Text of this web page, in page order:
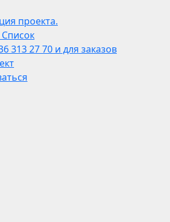
проекта.
313 27 70 и для заказов